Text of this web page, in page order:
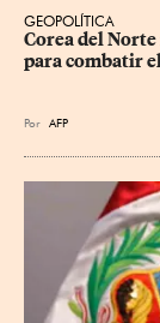
GEOPOLÍTICA
Corea del
para combatir
Por AFP